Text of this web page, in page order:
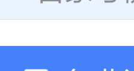
补贴